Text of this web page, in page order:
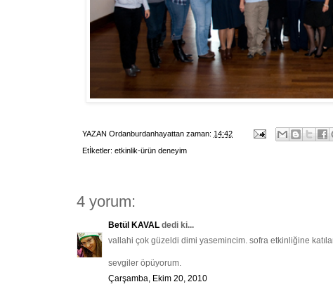
YAZAN Ordanburdanhayattan zaman: 14:42
Etİketler: etkinlik-ürün deneyim
4 yorum:
Betül KAVAL dedi ki...
vallahi çok güzeldi dimi yasemincim. sofra etkinliğine
sevgiler öpüyorum.
Çarşamba, Ekim 20, 2010